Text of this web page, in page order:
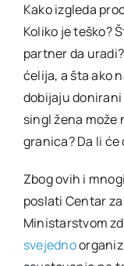
Kako izgleda
Koliko je teško?
partner da
ćelija, a šta ako
dobijaju donirani
singl žena može
granica? Da li će
Zbog ovih i
poslati Centar
Ministarstvom
svejedno